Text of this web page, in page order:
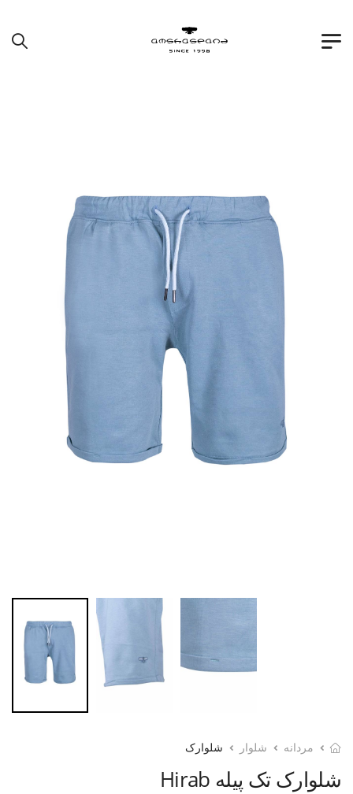
مردانه شلوار شلوارک
شلوارک تک پیله Hirab